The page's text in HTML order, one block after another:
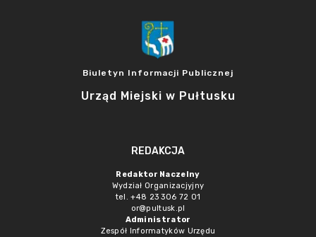
Biuletyn Informacji Publicznej
Urząd Miejski w Pułtusku
REDAKCJA
Redaktor Naczelny
Wydział Organizacjyjny
tel. +48 23 306 72 01
or@pultusk.pl
Administrator
Zespół Informatyków Urzędu